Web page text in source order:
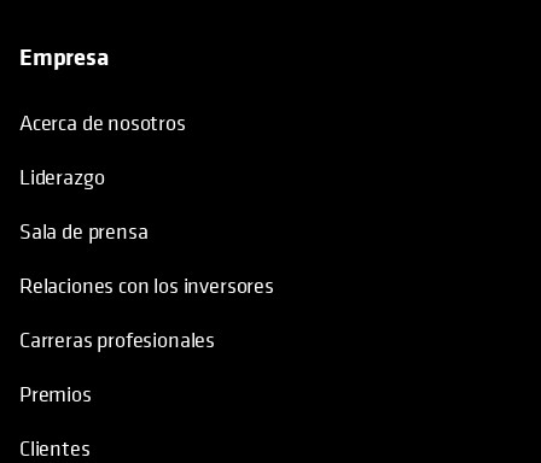
Empresa
Acerca de nosotros
Liderazgo
Sala de prensa
Relaciones con los inversores
Carreras profesionales
Premios
Clientes